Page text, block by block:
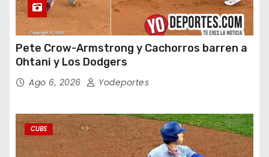
Pete Crow-Armstrong y Cachorros barren a
Ohtani y Los Dodgers
Ago 6, 2026 Yodeportes
CUBS